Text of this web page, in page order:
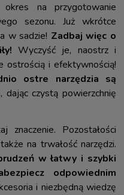
na przygotowanie
sezonu. Już wkrótce
w sadzie! Zadbaj więc o
Wyczyść je, naostrz i
ostrością i efektywnością!
ostre narzędzia są
, dając czystą powierzchnię
Pozostałości
na trwałość narzędzi.
w łatwy i szybki
odpowiednim
i niezbędną wiedzę